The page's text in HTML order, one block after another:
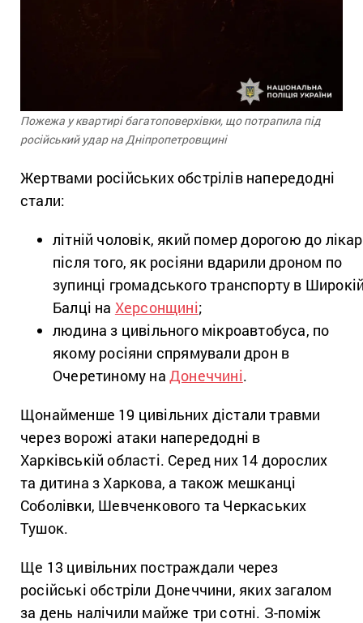
Пожежа у квартирі багатоповерхівки, що потрапила під
російський удар на Дніпропетровщині
Жертвами російських обстрілів напередодні
стали:
літній чоловік, який помер дорогою до
після того, як росіяни вдарили дроном по
зупинці громадського транспорту в
Балці на Херсонщині;
людина з цивільного мікроавтобуса, по
якому росіяни спрямували дрон в
Очеретиному на Донеччині.
Щонайменше 19 цивільних дістали травми
через ворожі атаки напередодні в
Харківській області. Серед них 14 дорослих
та дитина з Харкова, а також мешканці
Соболівки, Шевченкового та Черкаських
Тушок.
Ще 13 цивільних постраждали через
російські обстріли Донеччини, яких загалом
за день налічили майже три сотні. З-поміж